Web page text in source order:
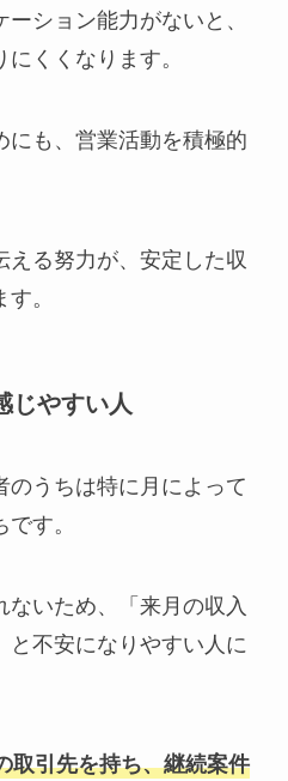
ション能力がないと、
くくなります。
にも、営業活動を積極的
える努力が、安定した収
。
じやすい人
のうちは特に月によって
す。
いため、「来月の収入
と不安になりやすい人に
取引先を持ち、継続案件